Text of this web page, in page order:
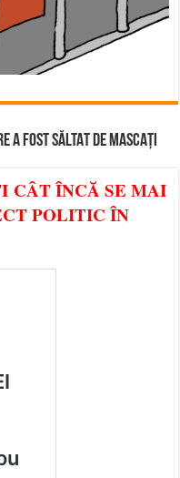
A FOST SĂLTAT DE MASCAȚI
CÂT ÎNCĂ SE MAI
POLITIC ÎN